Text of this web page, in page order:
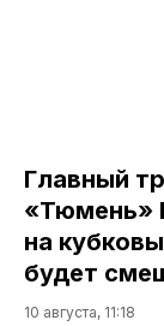
Главный
«Тюмень»
на
будет
10 августа, 11:18